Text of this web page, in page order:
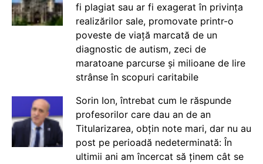
fi plagiat sau ar fi exagerat în privința
realizărilor sale, promovate printr-o
poveste de viață marcată de un
diagnostic de autism, zeci de
maratoane parcurse și milioane de lire
strânse în scopuri caritabile
Sorin Ion, întrebat cum le răspunde
profesorilor care dau an de an
Titularizarea, obțin note mari, dar nu au
post pe perioadă nedeterminată: În
ultimii ani am încercat să ținem cât se